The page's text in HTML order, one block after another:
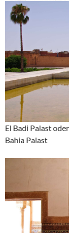
El Badi Palast
Bahia Palast